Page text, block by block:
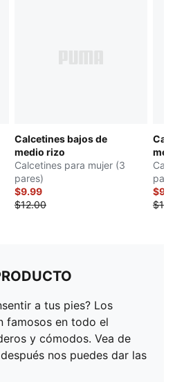
Calcetines bajos de
medio rizo
Calcetines para mujer (3
pares)
$9.99
$12.00
a tus pies? Los
famosos en todo el
y cómodos. Vea de
nos puedes dar las